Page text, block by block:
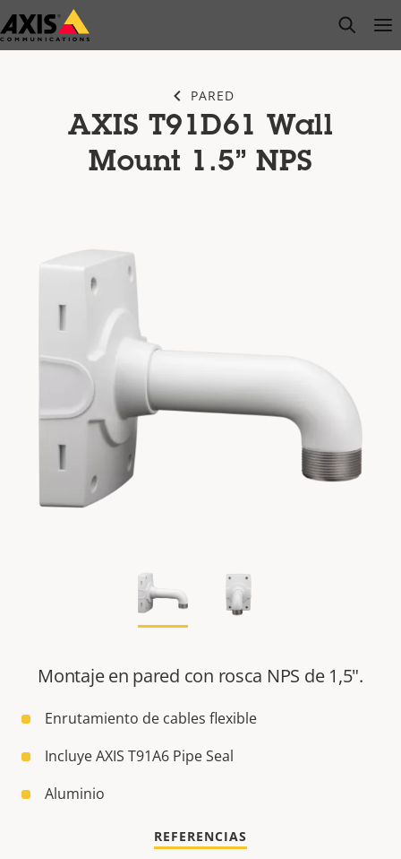
Saltar
al
open
PARED
AXIS T91D61 Wall
Mount 1.5” NPS
Montaje en pared con rosca NPS de 1,5".
Enrutamiento de cables flexible
Incluye AXIS T91A6 Pipe Seal
Aluminio
REFERENCIAS